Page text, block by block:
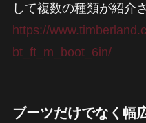
して複数の種類が紹介
https://
bt_ft_m_boot_6in/
ブーツだけでなく幅